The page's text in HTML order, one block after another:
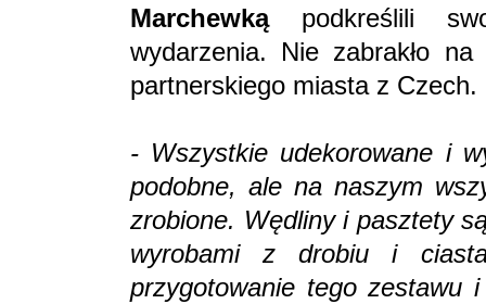
Marchewką podkreślili
wydarzenia. Nie zabrakło
partnerskiego miasta z Czech.
- Wszystkie udekorowane i
podobne, ale na naszym
zrobione. Wędliny i pasztety
wyrobami z drobiu i
przygotowanie tego zestawu